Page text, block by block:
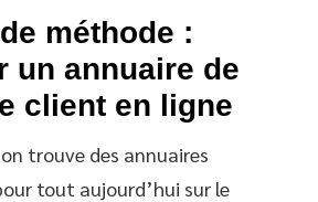
méthode :
un annuaire de
client en ligne
trouve des annuaires
tout aujourd’hui sur le